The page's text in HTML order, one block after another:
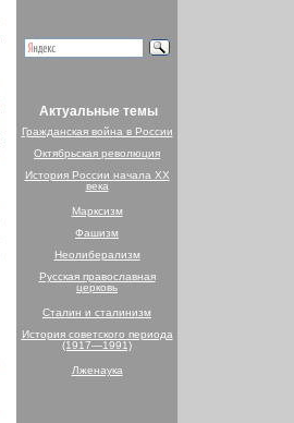
Актуальные темы
Гражданская война в России
Октябрьская революция
История России начала XX
века
Марксизм
Фашизм
Неолиберализм
Русская православная
церковь
Сталин и сталинизм
История советского периода
(1917—1991)
Лженаука